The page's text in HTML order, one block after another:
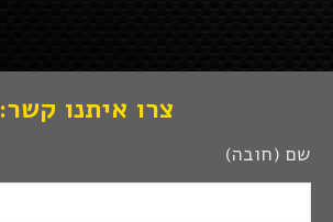
צרו איתנו קשר:
שם (חובה)